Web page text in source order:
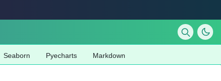
Seaborn Pyecharts Markdown